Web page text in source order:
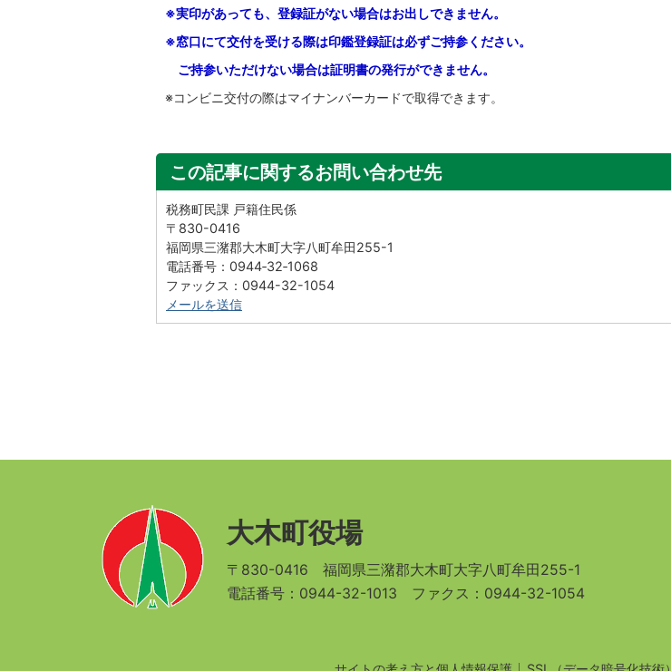
※実印があっても、登録証がない場合はお出しできません。
※窓口にて交付を受ける際は印鑑登録証は必ずご持参ください。
ご持参いただけない場合は証明書の発行ができません。
※コンビニ交付の際はマイナンバーカードで取得できます。
この記事に関するお問い合わせ先
税務町民課 戸籍住民係
〒830-0416
福岡県三潴郡大木町大字八町牟田255-1
電話番号：0944‐32‐1068
ファックス：0944-32-1054
メールを送信
大木町役場
〒830-0416 福岡県三潴郡大木町大字八町牟田255-1
電話番号：0944-32-1013 ファクス：0944-32-1054